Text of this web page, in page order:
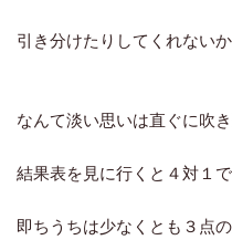
引き分けたりしてくれないか
なんて淡い思いは直ぐに吹き
結果表を見に行くと４対１
即ちうちは少なくとも３点